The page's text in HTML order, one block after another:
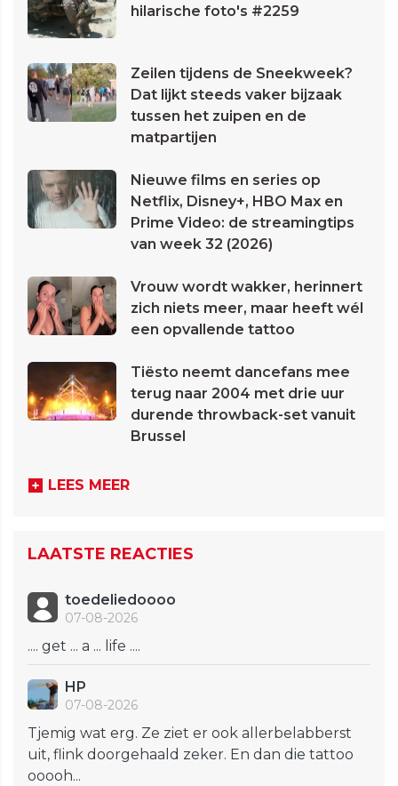
hilarische foto's #2259
Zeilen tijdens de Sneekweek?
Dat lijkt steeds vaker bijzaak
tussen het zuipen en de
matpartijen
Nieuwe films en series op
Netflix, Disney+, HBO Max en
Prime Video: de streamingtips
van week 32 (2026)
Vrouw wordt wakker, herinnert
zich niets meer, maar heeft wél
een opvallende tattoo
Tiësto neemt dancefans mee
terug naar 2004 met drie uur
durende throwback-set vanuit
Brussel
LEES MEER
LAATSTE REACTIES
toedeliedoooo
07-08-2026
.... get ... a ... life ....
HP
07-08-2026
Tjemig wat erg. Ze ziet er ook allerbelabberst
uit, flink doorgehaald zeker. En dan die tattoo
ooooh...